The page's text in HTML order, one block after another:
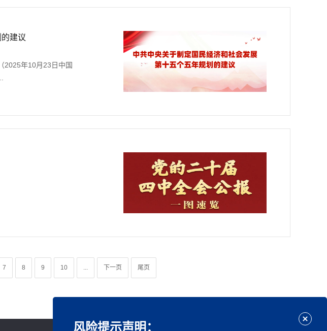
建议
2025年10月23日中国
7 8 9 10 ... 下一页 尾页
风险提示声明：